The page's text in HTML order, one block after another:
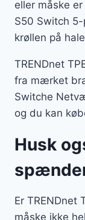
eller måske
S50 Switch
krøllen på
TRENDnet
fra mærket
Switche
og du kan
Husk
Er TRENDnet
måske ikke